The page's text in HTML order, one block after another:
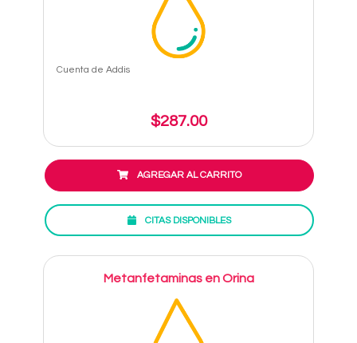
Cuenta de Addis
$287.00
AGREGAR AL CARRITO
CITAS DISPONIBLES
Metanfetaminas en Orina